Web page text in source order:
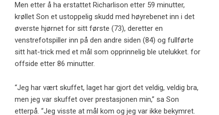
Men etter å ha erstattet Richarlison etter 59 minutter,
krøllet Son et ustoppelig skudd med høyrebenet inn i det
øverste hjørnet for sitt første (73), deretter en
venstrefotspiller inn på den andre siden (84) og fullførte
sitt hat-trick med et mål som opprinnelig ble utelukket. for
offside etter 86 minutter.
“Jeg har vært skuffet, laget har gjort det veldig, veldig bra,
men jeg var skuffet over prestasjonen min,” sa Son
etterpå. “Jeg visste at mål kom og jeg var ikke bekymret.